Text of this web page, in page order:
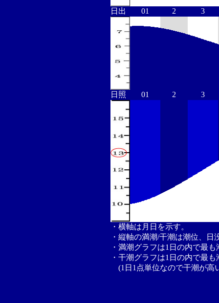
日出 01 2 3
日照 01 2 3
・横軸は月日を示す。
・縦軸の満潮/干潮は潮位、
・満潮グラフは1日の内で最
・干潮グラフは1日の内で最
(1日1点単位なので干潮が高